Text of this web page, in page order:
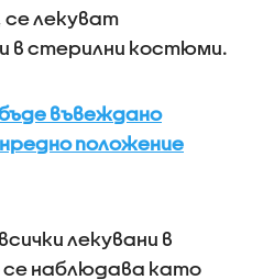
се лекуват
в стерилни костюми.
въвеждано
положение
лекувани в
наблюдава като